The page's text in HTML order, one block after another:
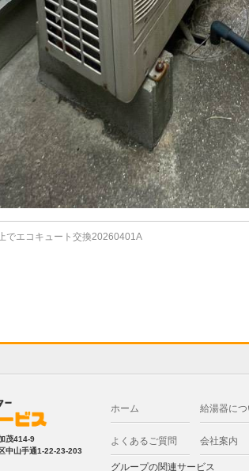
でエコキュート交換20260401A
茂414-9
中山手通1-22-23-203
ホーム 給湯器につ
よくあるご質問 会社案内
グループの関連サービス